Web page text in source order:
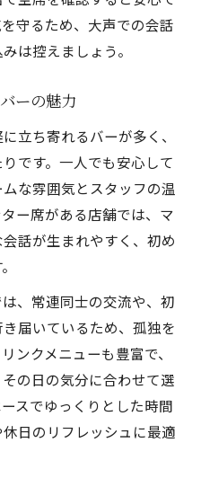
守るため、大声での会話
は控えましょう。
ーの魅力
立ち寄れるバーが多く、
です。一人でも安心して
な雰囲気とスタッフの温
ー席がある店舗では、マ
話が生まれやすく、初め
、常連同士の交流や、初
届いているため、孤独を
ンクメニューも豊富で、
の日の気分に合わせて選
スでゆっくりとした時間
日のリフレッシュに最適